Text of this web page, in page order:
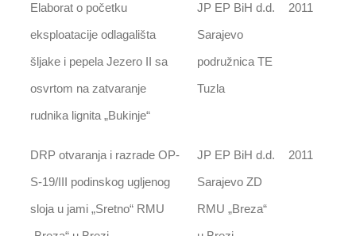
Elaborat o početku
eksploatacije odlagališta
šljake i pepela Jezero II sa
osvrtom na zatvaranje
rudnika lignita „Bukinje“
JP EP BiH d.d.
Sarajevo
podružnica TE
Tuzla
2011
DRP otvaranja i razrade OP-
S-19/III podinskog ugljenog
sloja u jami „Sretno“ RMU
JP EP BiH d.d.
Sarajevo ZD
RMU „Breza“
2011